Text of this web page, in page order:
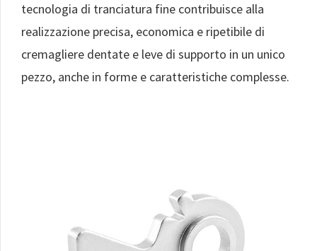
tecnologia di tranciatura fine contribuisce alla
realizzazione precisa, economica e ripetibile di
cremagliere dentate e leve di supporto in un unico
pezzo, anche in forme e caratteristiche complesse.